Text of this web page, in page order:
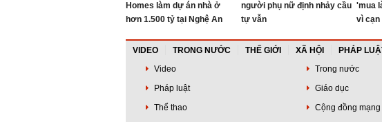
Homes làm dự án nhà ở
hơn 1.500 tỷ tại Nghệ An
người phụ nữ định nhảy cầu
tự vẫn
'mua
vì cạn
VIDEO TRONG NƯỚC THẾ GIỚI XÃ HỘI PHÁP
Video
Trong nước
Pháp luật
Giáo dục
Thể thao
Cộng đồng mạng